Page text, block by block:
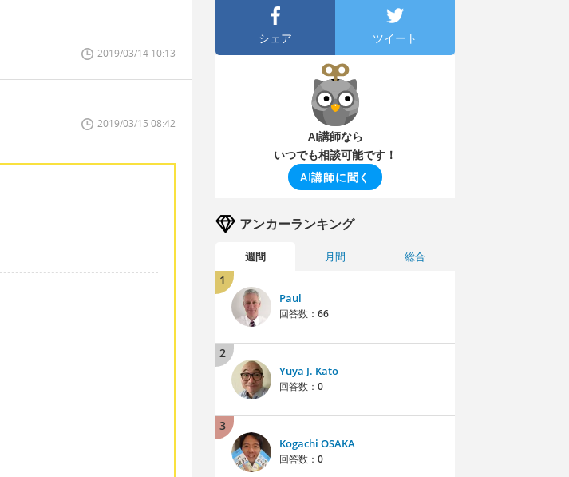
2019/03/14 10:13
2019/03/15 08:42
シェア ツイート
AI講師なら
いつでも相談可能です！
AI講師に聞く
アンカーランキング
週間 月間 総合
1
Paul
回答数： 66
2
Yuya J. Kato
回答数： 0
3
Kogachi OSAKA
回答数： 0